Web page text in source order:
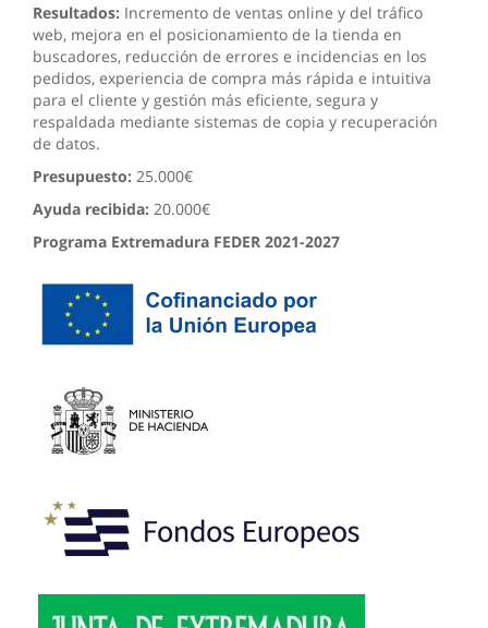
Resultados: Incremento de ventas online y del tráfico
web, mejora en el posicionamiento de la tienda en
buscadores, reducción de errores e incidencias en los
pedidos, experiencia de compra más rápida e intuitiva
para el cliente y gestión más eficiente, segura y
respaldada mediante sistemas de copia y recuperación
de datos.
Presupuesto: 25.000€
Ayuda recibida: 20.000€
Programa Extremadura FEDER 2021-2027